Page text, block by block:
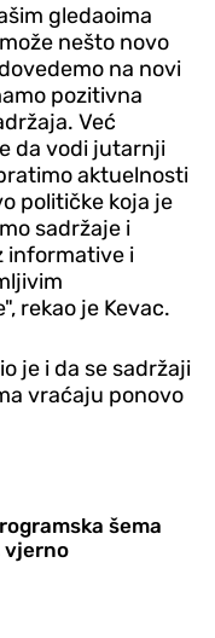
gledaoima
nešto novo
na novi
pozitivna
Već
da vodi jutarnji
aktuelnosti
političke koja je
sadržaje i
informative i
rekao je Kevac.
je i da se sadržaji
vraćaju ponovo
šema
vjerno